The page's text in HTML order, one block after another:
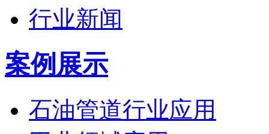
行业新闻
案例展示
石油管道行业应用